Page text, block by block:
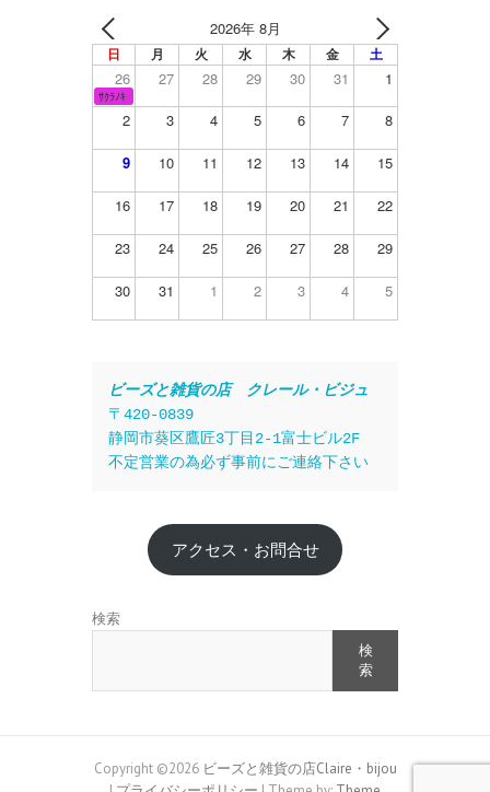
2026年 8月
日 月 火 水 木 金 土
26 27 28 29 30 31 1
ｻｸﾗﾉｷ
2 3 4 5 6 7 8
9 10 11 12 13 14 15
16 17 18 19 20 21 22
23 24 25 26 27 28 29
30 31 1 2 3 4 5
ビーズと雑貨の店　クレール・ビジュ
〒420-0839
静岡市葵区鷹匠3丁目2-1富士ビル2F
不定営業の為必ず事前にご連絡下さい
アクセス・お問合せ
検索
検
索
Copyright ©2026 ビーズと雑貨の店Claire・bijou